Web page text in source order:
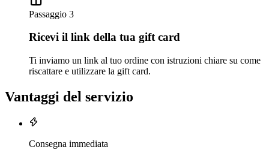
Passaggio 3
Ricevi il link della tua gift card
Ti inviamo un link al tuo ordine con istruzioni chiare su come
riscattare e utilizzare la gift card.
Vantaggi del servizio
Consegna immediata